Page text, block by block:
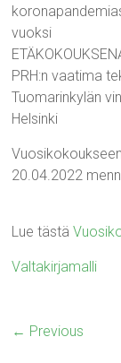
vuoksi
PRH:n vaatima
Tuomarinkylän
Helsinki
20.04.2022
Lue tästä
Valtakirjamalli
← Previous